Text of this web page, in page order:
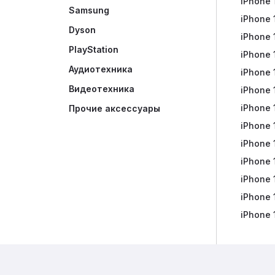
Dyson
PlayStation
Аудиотехника
Видеотехника
Прочие аксессуары
Samsung
iPhone
iPhone
iPhone
iPhone
iPhone
iPhone
iPhone
iPhone
iPhone
iPhone
iPhone
iPhone
Galaxy
Galaxy
Galaxy
Яндекс
Яндекс
Яндекс